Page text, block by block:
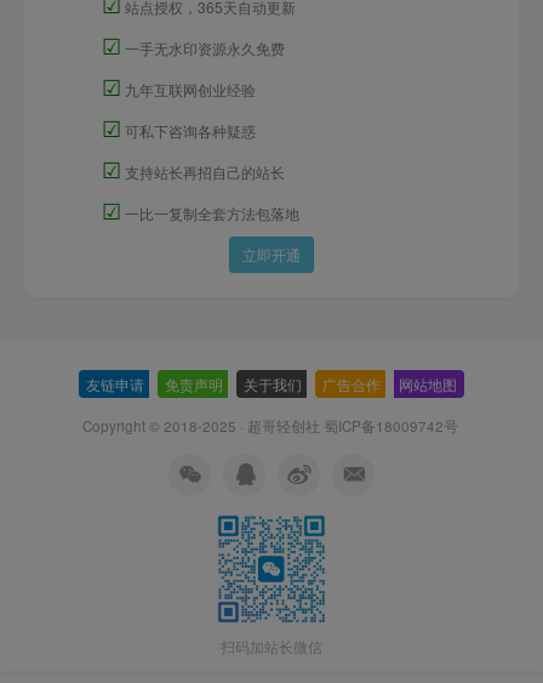
站点授权，365天自动更新
☑ 一手无水印资源永久免费
☑ 九年互联网创业经验
☑ 可私下咨询各种疑惑
☑ 支持站长再招自己的站长
☑ 一比一复制全套方法包落地
立即开通
友链申请 免责声明 关于我们 广告合作 网站地图
Copyright © 2018-2025 · 超哥轻创社 蜀ICP备18009742号
扫码加站长微信